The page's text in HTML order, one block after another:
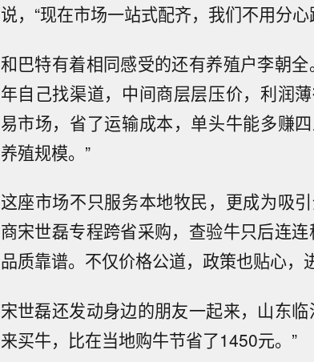
说，“现在市场一站式配齐，我们不用分
和巴特有着相同感受的还有养殖户李朝
年自己找渠道，中间商层层压价，利润
易市场，省了运输成本，单头牛能多赚
养殖规模。”
这座市场不只服务本地牧民，更成为吸
商宋世磊专程跨省采购，查验牛只后连连
品质靠谱。不仅价格公道，政策也贴心，
宋世磊还发动身边的朋友一起来，山东
来买牛，比在当地购牛节省了1450元。”